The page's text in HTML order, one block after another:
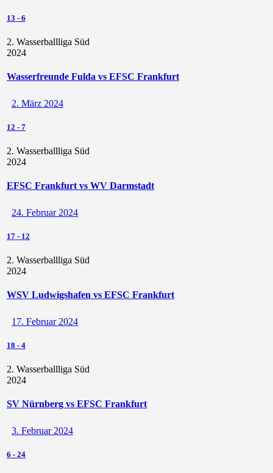
13 - 6
2. Wasserballliga Süd
2024
Wasserfreunde Fulda vs EFSC Frankfurt
2. März 2024
12 - 7
2. Wasserballliga Süd
2024
EFSC Frankfurt vs WV Darmstadt
24. Februar 2024
17 - 12
2. Wasserballliga Süd
2024
WSV Ludwigshafen vs EFSC Frankfurt
17. Februar 2024
18 - 4
2. Wasserballliga Süd
2024
SV Nürnberg vs EFSC Frankfurt
3. Februar 2024
6 - 24